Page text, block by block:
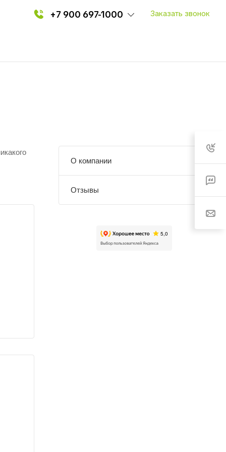
+7 900 697-1000 Заказать звонок
О компании
Отзывы